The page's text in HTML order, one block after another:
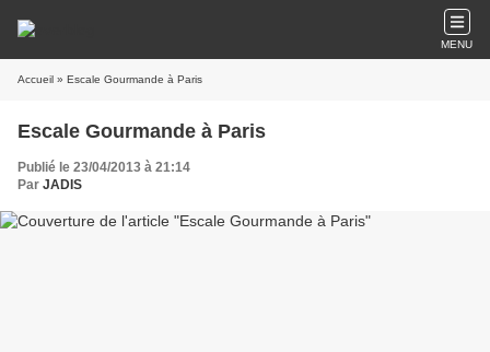
MENU
Accueil » Escale Gourmande à Paris
Escale Gourmande à Paris
Publié le 23/04/2013 à 21:14
Par JADIS